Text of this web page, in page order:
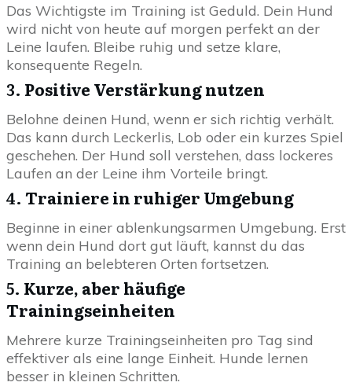
Das Wichtigste im Training ist Geduld. Dein Hund
wird nicht von heute auf morgen perfekt an der
Leine laufen. Bleibe ruhig und setze klare,
konsequente Regeln.
3. Positive Verstärkung nutzen
Belohne deinen Hund, wenn er sich richtig verhält.
Das kann durch Leckerlis, Lob oder ein kurzes Spiel
geschehen. Der Hund soll verstehen, dass lockeres
Laufen an der Leine ihm Vorteile bringt.
4. Trainiere in ruhiger Umgebung
Beginne in einer ablenkungsarmen Umgebung. Erst
wenn dein Hund dort gut läuft, kannst du das
Training an belebteren Orten fortsetzen.
5. Kurze, aber häufige
Trainingseinheiten
Mehrere kurze Trainingseinheiten pro Tag sind
effektiver als eine lange Einheit. Hunde lernen
besser in kleinen Schritten.